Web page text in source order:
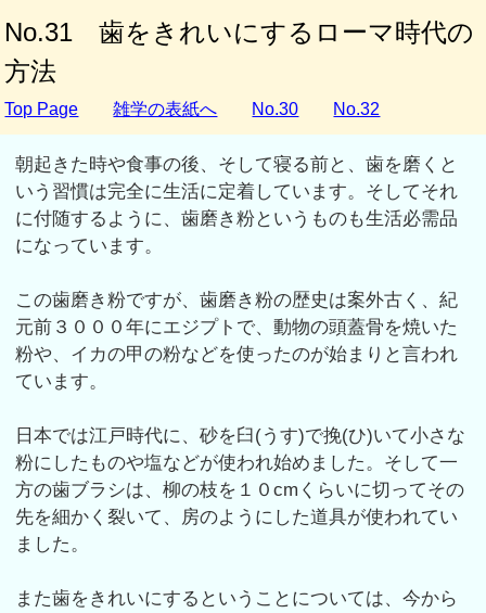
No.31 歯をきれいにするローマ時代の
方法
Top Page 雑学の表紙へ No.30 No.32
朝起きた時や食事の後、そして寝る前と、歯を磨くと
いう習慣は完全に生活に定着しています。そしてそれ
に付随するように、歯磨き粉というものも生活必需品
になっています。
この歯磨き粉ですが、歯磨き粉の歴史は案外古く、紀
元前３０００年にエジプトで、動物の頭蓋骨を焼いた
粉や、イカの甲の粉などを使ったのが始まりと言われ
ています。
日本では江戸時代に、砂を臼(うす)で挽(ひ)いて小さな
粉にしたものや塩などが使われ始めました。そして一
方の歯ブラシは、柳の枝を１０cmくらいに切ってその
先を細かく裂いて、房のようにした道具が使われてい
ました。
また歯をきれいにするということについては、今から